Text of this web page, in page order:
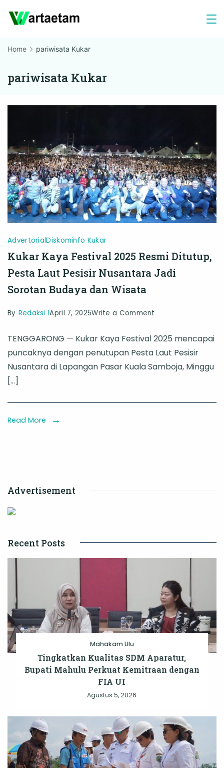
Home pariwisata Kukar
pariwisata Kukar
AdvertorialDiskominfo Kukar
Kukar Kaya Festival 2025 Resmi Ditutup,
Pesta Laut Pesisir Nusantara Jadi
Sorotan Budaya dan Wisata
By Redaksi 1April 7, 2025Write a Comment
Kaya
Festival
2025
Ditutup,
Sorotan
TENGGARONG — Kukar Kaya Festival 2025 mencapai
puncaknya dengan penutupan Pesta Laut Pesisir
Nusantara di Lapangan Pasar Kuala Samboja, Minggu
[…]
Read More
Advertisement
Recent Posts
Mahakam Ulu
Tingkatkan Kualitas SDM Aparatur,
Bupati Mahulu Perkuat Kemitraan dengan
FIA UI
Agustus 5, 2026